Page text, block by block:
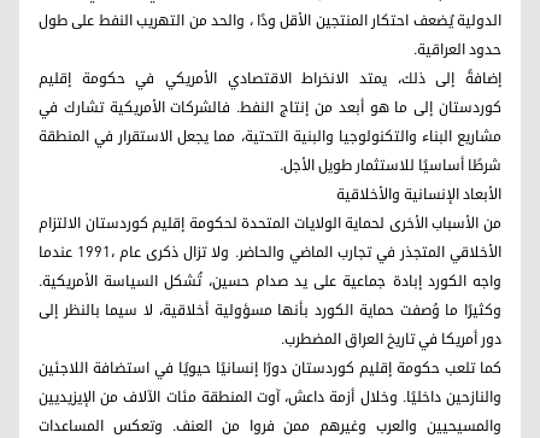
الدولية يُضعف احتكار المنتجين الأقل ودًا ، والحد من التهريب النفط على طول
حدود العراقية.
إضافةً إلى ذلك، يمتد الانخراط الاقتصادي الأمريكي في حكومة إقليم
كوردستان إلى ما هو أبعد من إنتاج النفط. فالشركات الأمريكية تشارك في
مشاريع البناء والتكنولوجيا والبنية التحتية، مما يجعل الاستقرار في المنطقة
شرطًا أساسيًا للاستثمار طويل الأجل.
الأبعاد الإنسانية والأخلاقية
من الأسباب الأخرى لحماية الولايات المتحدة لحكومة إقليم كوردستان الالتزام
الأخلاقي المتجذر في تجارب الماضي والحاضر. ولا تزال ذكرى عام ،1991 عندما
واجه الكورد إبادة جماعية على يد صدام حسين، تُشكل السياسة الأمريكية.
وكثيرًا ما وُصفت حماية الكورد بأنها مسؤولية أخلاقية، لا سيما بالنظر إلى
دور أمريكا في تاريخ العراق المضطرب.
كما تلعب حكومة إقليم كوردستان دورًا إنسانيًا حيويًا في استضافة اللاجئين
والنازحين داخليًا. وخلال أزمة داعش، آوت المنطقة مئات الآلاف من الإيزيديين
والمسيحيين والعرب وغيرهم ممن فروا من العنف. وتعكس المساعدات